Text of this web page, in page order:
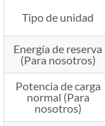
Tipo de unidad
Energía de reserva
(Para nosotros)
Potencia de carga
normal (Para
nosotros)